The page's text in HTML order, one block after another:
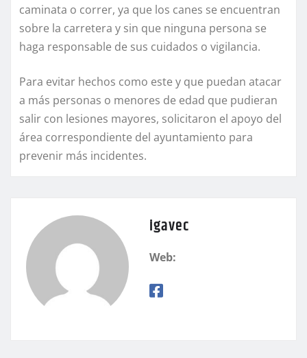
caminata o correr, ya que los canes se encuentran
sobre la carretera y sin que ninguna persona se
haga responsable de sus cuidados o vigilancia.
Para evitar hechos como este y que puedan atacar
a más personas o menores de edad que pudieran
salir con lesiones mayores, solicitaron el apoyo del
área correspondiente del ayuntamiento para
prevenir más incidentes.
igavec
Web: